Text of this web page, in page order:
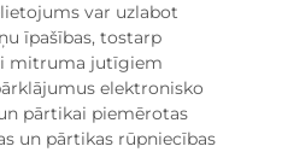
var uzlabot
īpašības, tostarp
mitruma jutīgiem
elektronisko
pārtikai piemērotas
un pārtikas rūpniecības